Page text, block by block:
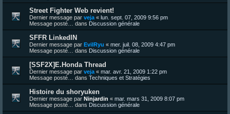
Street Fighter Web revient!
Dernier message par veja « lun. sept. 07, 2009 9:56 pm
Message posté… dans Discussion générale
SFFR LinkedIN
Dernier message par EvilRyu « mer. juil. 08, 2009 4:47 pm
Message posté… dans Discussion générale
[SSF2X]E.Honda Thread
Dernier message par veja « mar. avr. 21, 2009 1:22 pm
Message posté… dans Techniques et Stratégies
Histoire du shoryuken
Dernier message par Ninjardin « mar. mars 31, 2009 8:07 pm
Message posté… dans Discussion générale